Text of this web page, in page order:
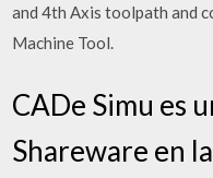
and 4th Axis toolpath and
Machine Tool.
CADe Simu es
Shareware en